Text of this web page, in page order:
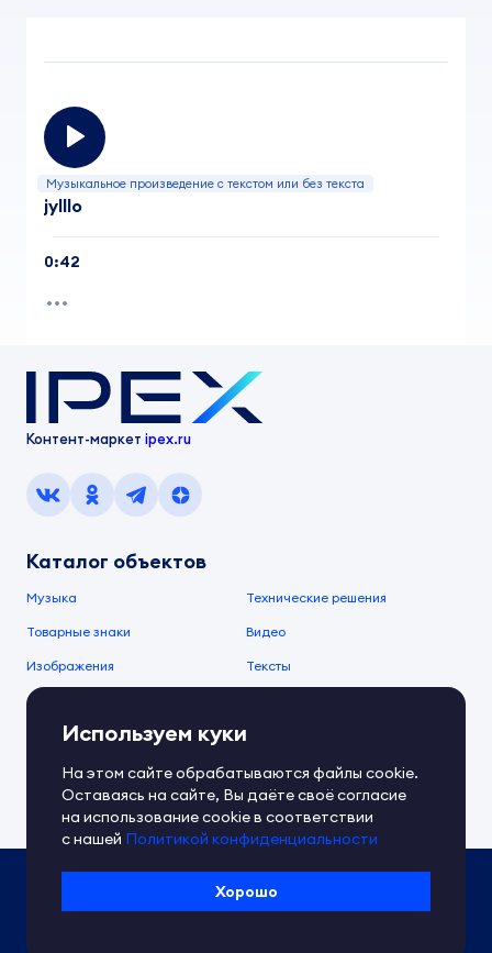
Музыкальное произведение с текстом или без текста
jylllo
0:42
Контент-маркет ipex.ru
Каталог объектов
Музыка Технические решения
Товарные знаки Видео
Изображения Тексты
О компании
О сервисе
Документы IPEX Справочный центр
Контакты Обратная связь
Политика IPEX по обработке ПД
Условия использования платформы
Используем куки
На этом сайте обрабатываются файлы cookie.
Оставаясь на сайте, Вы даёте своё согласие
на использование cookie в соответствии
с нашей Политикой конфиденциальности
Хорошо